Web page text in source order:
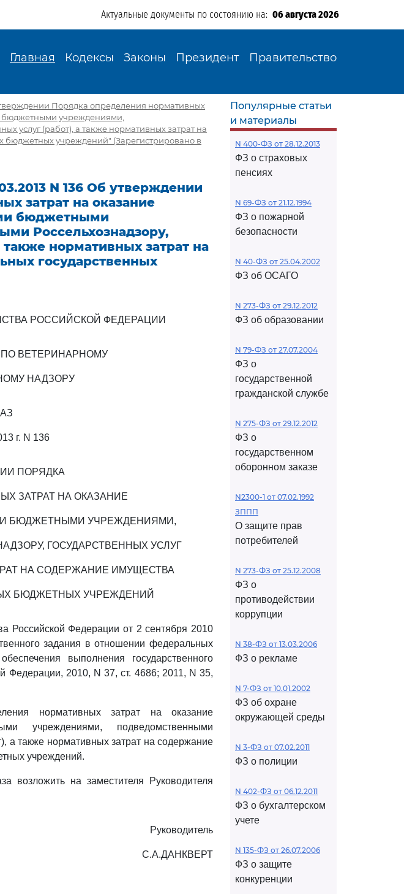
Актуальные документы по состоянию на: 06 августа 2026
Главная Кодексы Законы Президент Правительство
Порядка определения нормативных
бюджетными учреждениями,
услуг (работ), а также нормативных затрат на
бюджетных учреждений" (Зарегистрировано в
N 136 Об утверждении
затрат на оказание
бюджетными
Россельхознадзору,
также нормативных затрат на
государственных
РОССИЙСКОЙ ФЕДЕРАЦИИ
ВЕТЕРИНАРНОМУ
НАДЗОРУ
г. N 136
ПОРЯДКА
ЗАТРАТ НА ОКАЗАНИЕ
БЮДЖЕТНЫМИ УЧРЕЖДЕНИЯМИ,
ГОСУДАРСТВЕННЫХ УСЛУГ
НА СОДЕРЖАНИЕ ИМУЩЕСТВА
БЮДЖЕТНЫХ УЧРЕЖДЕНИЙ
Российской Федерации от 2 сентября 2010
задания в отношении федеральных
выполнения государственного
Федерации, 2010, N 37, ст. 4686; 2011, N 35,
нормативных затрат на оказание
учреждениями, подведомственными
а также нормативных затрат на содержание
учреждений.
возложить на заместителя Руководителя
Руководитель
С.А.ДАНКВЕРТ
Популярные статьи
и материалы
N 400-ФЗ от 28.12.2013
ФЗ о страховых
пенсиях
N 69-ФЗ от 21.12.1994
ФЗ о пожарной
безопасности
N 40-ФЗ от 25.04.2002
ФЗ об ОСАГО
N 273-ФЗ от 29.12.2012
ФЗ об образовании
N 79-ФЗ от 27.07.2004
ФЗ о
государственной
гражданской службе
N 275-ФЗ от 29.12.2012
ФЗ о
государственном
оборонном заказе
N2300-1 от 07.02.1992
ЗППП
О защите прав
потребителей
N 273-ФЗ от 25.12.2008
ФЗ о
противодействии
коррупции
N 38-ФЗ от 13.03.2006
ФЗ о рекламе
N 7-ФЗ от 10.01.2002
ФЗ об охране
окружающей среды
N 3-ФЗ от 07.02.2011
ФЗ о полиции
N 402-ФЗ от 06.12.2011
ФЗ о бухгалтерском
учете
N 135-ФЗ от 26.07.2006
ФЗ о защите
конкуренции